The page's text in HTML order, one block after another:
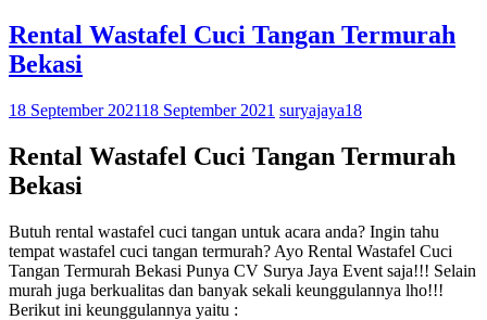
Rental Wastafel Cuci Tangan Termurah
Bekasi
18 September 202118 September 2021 suryajaya18
Rental Wastafel Cuci Tangan Termurah
Bekasi
Butuh rental wastafel cuci tangan untuk acara anda? Ingin tahu
tempat wastafel cuci tangan termurah? Ayo Rental Wastafel Cuci
Tangan Termurah Bekasi Punya CV Surya Jaya Event saja!!! Selain
murah juga berkualitas dan banyak sekali keunggulannya lho!!!
Berikut ini keunggulannya yaitu :